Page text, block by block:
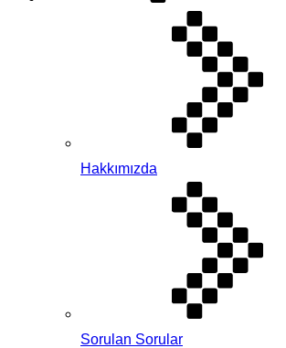
Hakkımızda
Sorulan Sorular